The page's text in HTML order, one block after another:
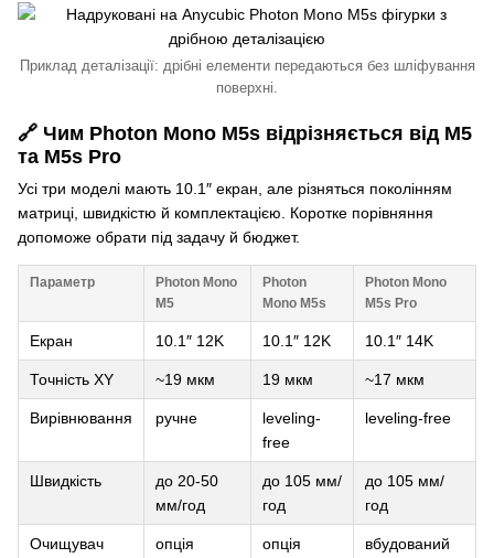
Приклад деталізації: дрібні елементи передаються без шліфування
поверхні.
🔗 Чим Photon Mono M5s відрізняється від M5
та M5s Pro
Усі три моделі мають 10.1″ екран, але різняться поколінням
матриці, швидкістю й комплектацією. Коротке порівняння
допоможе обрати під задачу й бюджет.
Параметр
Photon Mono
M5
Photon
Mono M5s
Photon Mono
M5s Pro
Екран 10.1″ 12K 10.1″ 12K 10.1″ 14K
Точність XY ~19 мкм 19 мкм ~17 мкм
Вирівнювання ручне
leveling-
free
leveling-free
Швидкість
до 20-50
мм/год
до 105 мм/
год
до 105 мм/
год
Очищувач
опція
опція
вбудований